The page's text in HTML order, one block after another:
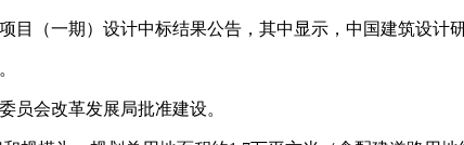
（一期）设计中标结果公告，其中显示，中国建筑设计
员会改革发展局批准建设。